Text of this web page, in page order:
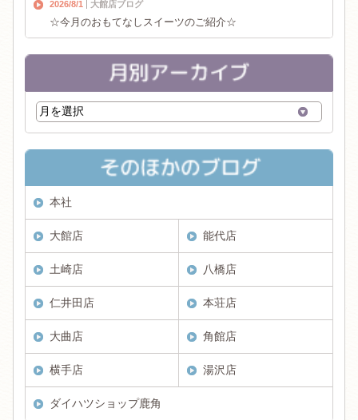
2026/8/1 大館店ブログ
☆今月のおもてなしスイーツのご紹介☆
本社
大館店 能代店
土崎店 八橋店
仁井田店 本荘店
大曲店 角館店
横手店 湯沢店
ダイハツショップ鹿角